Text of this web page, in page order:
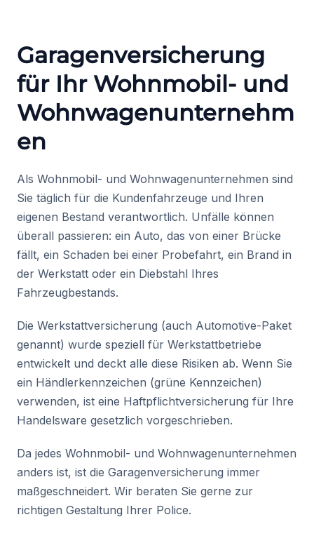
Garagenversicherung
für Ihr Wohnmobil- und
Wohnwagenunternehm
en
Als Wohnmobil- und Wohnwagenunternehmen sind
Sie täglich für die Kundenfahrzeuge und Ihren
eigenen Bestand verantwortlich. Unfälle können
überall passieren: ein Auto, das von einer Brücke
fällt, ein Schaden bei einer Probefahrt, ein Brand in
der Werkstatt oder ein Diebstahl Ihres
Fahrzeugbestands.
Die Werkstattversicherung (auch Automotive-Paket
genannt) wurde speziell für Werkstattbetriebe
entwickelt und deckt alle diese Risiken ab. Wenn Sie
ein Händlerkennzeichen (grüne Kennzeichen)
verwenden, ist eine Haftpflichtversicherung für Ihre
Handelsware gesetzlich vorgeschrieben.
Da jedes Wohnmobil- und Wohnwagenunternehmen
anders ist, ist die Garagenversicherung immer
maßgeschneidert. Wir beraten Sie gerne zur
richtigen Gestaltung Ihrer Police.